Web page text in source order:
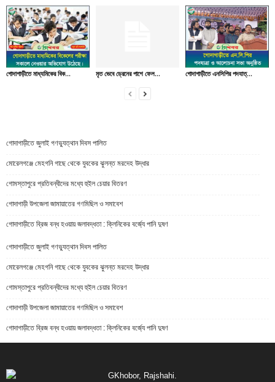
গোদাগাড়ীতে মাধ্যমিকের বিক... মৃত ভেবে ড্রেনের পাশে ফেল... গোদাগাড়ীতে এনসিপির পদযাত্...
গোদাগাড়ীতে জুলাই গণভ্যুত্থান দিবস পালিত
মোরেলগঞ্জে মেহগনি গাছে থেকে যুবকের ঝুলন্ত মরদেহ উদ্ধার
গোমস্তাপুরে প্রতিবন্ধীদের মধ্যে হুইল চেয়ার বিতরণ
গোদাগাড়ী উপজেলা জামায়াতের গণমিছিল ও সমাবেশ
গোদাগাড়ীতে ব্রিজ বন্ধ হওয়ায় জলাবদ্ধতা : ক্লিনিকের বর্জ্যে পানি দুষণ
গোদাগাড়ীতে জুলাই গণভ্যুত্থান দিবস পালিত
মোরেলগঞ্জে মেহগনি গাছে থেকে যুবকের ঝুলন্ত মরদেহ উদ্ধার
গোমস্তাপুরে প্রতিবন্ধীদের মধ্যে হুইল চেয়ার বিতরণ
গোদাগাড়ী উপজেলা জামায়াতের গণমিছিল ও সমাবেশ
গোদাগাড়ীতে ব্রিজ বন্ধ হওয়ায় জলাবদ্ধতা : ক্লিনিকের বর্জ্যে পানি দুষণ